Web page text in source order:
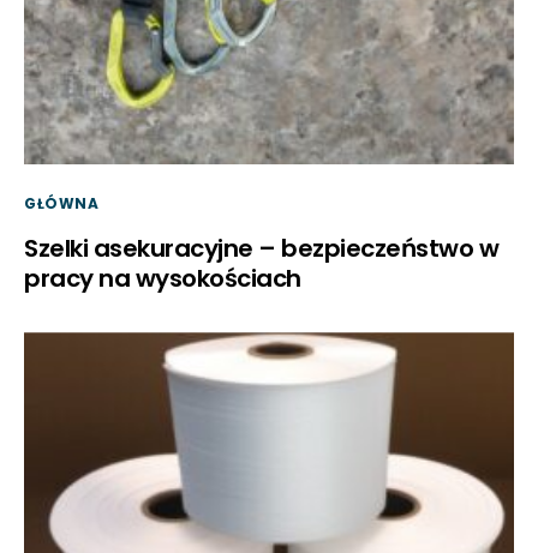
GŁÓWNA
Szelki asekuracyjne – bezpieczeństwo w
pracy na wysokościach